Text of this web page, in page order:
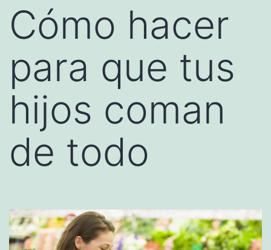
Cómo hacer
para que tus
hijos coman
de todo